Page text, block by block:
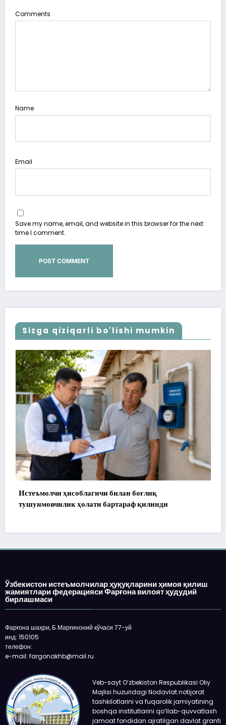
Comments
Name
Email
Save my name, email, and website in this browser for the next
time I comment.
Sizga qiziqarli bo'lishi mumkin
қилинди
172 миллион сўм тўланди, аммо уй
жамиятлари федерацияси Фарғона вилоят ҳудудий
бирлашмаси
инд: 150105
телефон:
e-mail: fargonakhb@mail.ru
Majlisi huzuridagi Nodavlat notijorat
tashkilotlarini va fuqarolik jamiyatining
boshqa institutlarini qo‘llab-quvvatlash
jamoat fondidan ajratilgan davlat granti
asosida modernizasiya qilindi.